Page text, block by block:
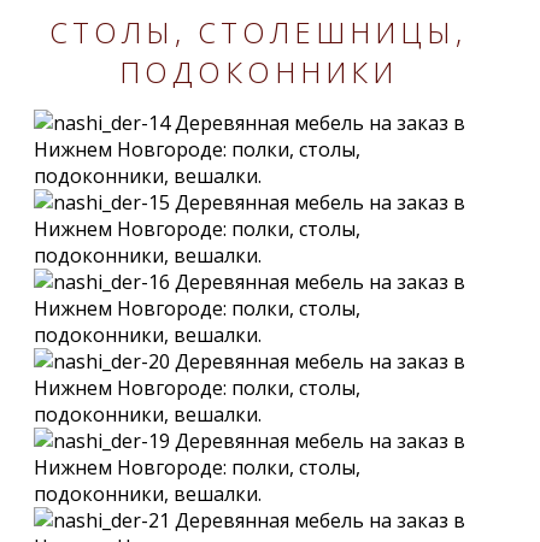
СТОЛЫ, СТОЛЕШНИЦЫ,
ПОДОКОННИКИ